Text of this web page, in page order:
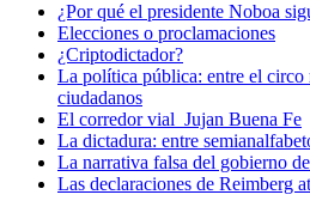
¿Por qué el presidente Noboa
Elecciones o proclamaciones
¿Criptodictador?
La política pública: entre el circo
ciudadanos
El corredor vial Jujan Buena Fe
La dictadura: entre
La narrativa falsa del gobierno
Las declaraciones de Reimberg